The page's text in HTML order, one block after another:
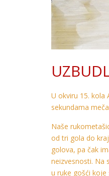
U okviru 15. kola
sekundama
Naše
od tri gola do
golova, pa čak
neizvesnosti. Na
u ruke gošći